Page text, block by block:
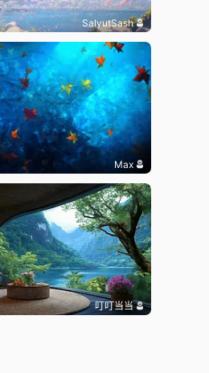
SalyutSash
Max
叮叮当当